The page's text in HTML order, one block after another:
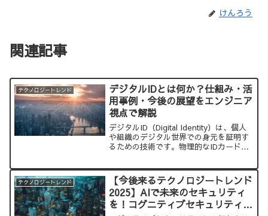
けんろう
関連記事
テクノロジートレンド
デジタルIDとは何か？仕組み・活
用事例・今後の展望をエンジニア
視点で解説
デジタルID（Digital Identity）は、個人
や組織のデジタル世界での身元を証明す
るための技術です。物理的なIDカードや
行うための手段として注目されていま
す。本記事では、デジタルIDの技術的な
説明、実用例、そしてその未来について
詳しく解説します。
テクノロジートレンド
【今後来るテクノロジートレンド
2025】AIで未来のセキュリティ
を！コグニティブセキュリティと